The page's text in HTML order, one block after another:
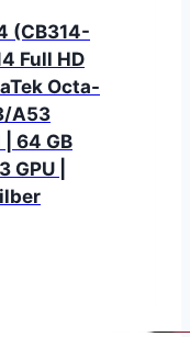
(CB314-
Full HD
Octa-
A53
| 64 GB
|